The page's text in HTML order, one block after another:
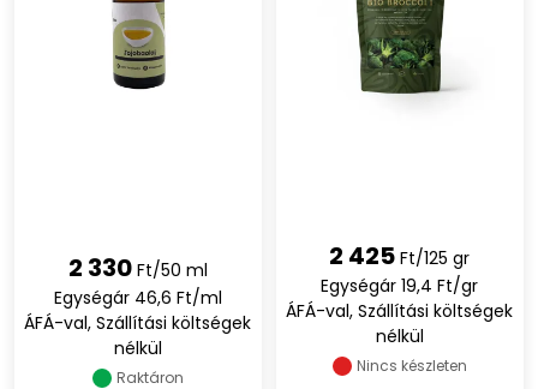
2 330 Ft/50 ml
Egységár 46,6 Ft/ml
ÁFÁ-val, Szállítási költségek
nélkül
Raktáron
2 425 Ft/125 gr
Egységár 19,4 Ft/gr
ÁFÁ-val, Szállítási költségek
nélkül
Nincs készleten